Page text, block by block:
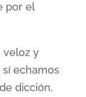
por el
veloz y
echamos
dicción,